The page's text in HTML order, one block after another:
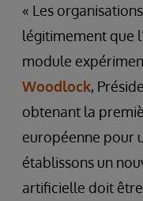
« Les
légitimement que
module
Woodlock,
obtenant la
européenne pour
établissons un
artificielle doit